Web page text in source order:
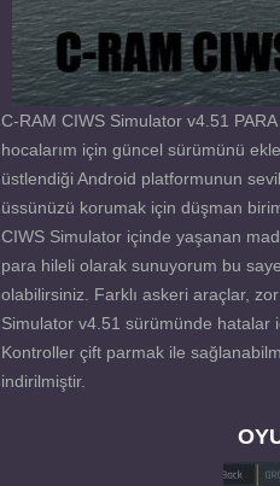
C-RAM CIWS Simulator v4.51
hocalarım için güncel sürümünü
üstlendiği Android platformunun
üssünüzü korumak için düşman
CIWS Simulator içinde yaşanan
para hileli olarak sunuyorum bu
olabilirsiniz. Farklı askeri araçlar,
Simulator v4.51 sürümünde hatalar
Kontroller çift parmak ile
indirilmiştir.